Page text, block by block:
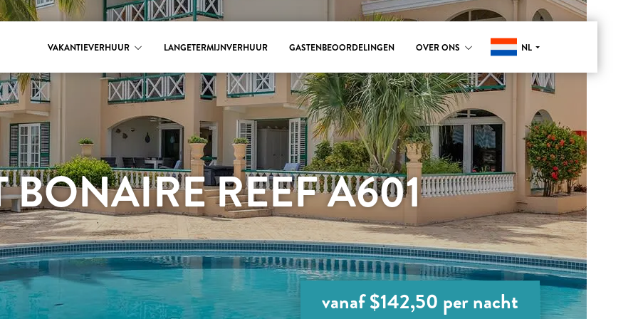
VAKANTIEVERHUUR LANGETERMIJNVERHUUR GASTENBEOORDELINGEN OVER ONS NL
BONAIRE REEF A601
vanaf $142,50 per nacht